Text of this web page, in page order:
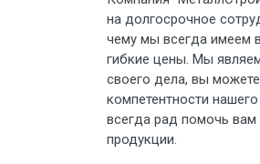
Груз до 6 м,
Груз до 6 м,
Груз до 6 м,
на долгосрочное
чему мы всегда имеем
гибкие цены. Мы
своего дела, вы
компетентности
всегда рад помочь
продукции.